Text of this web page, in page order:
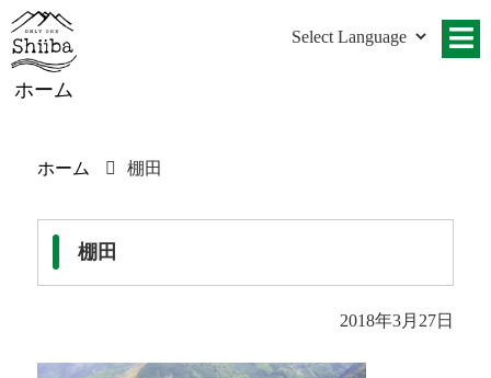
ホーム
ホーム 棚田
棚田
2018年3月27日